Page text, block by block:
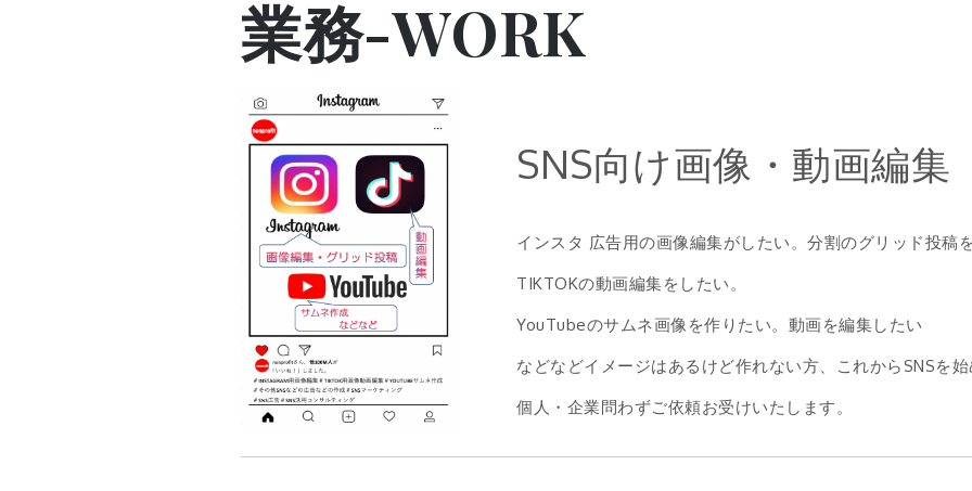
業務-WORK
SNS向け画像・動画編集
インスタ 広告用の画像編集がしたい。分割のグリッド投稿を
TIKTOKの動画編集をしたい。
YouTubeのサムネ画像を作りたい。動画を編集したい
などなどイメージはあるけど作れない方、これからSNSを
個人・企業問わずご依頼お受けいたします。